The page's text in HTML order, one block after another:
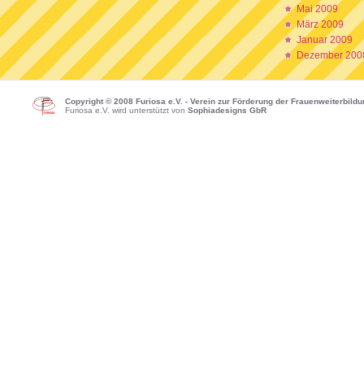
Mai 2009
März 2009
Januar 2009
Dezember
Copyright © 2008 Furiosa e.V. - Verein zur Förderung der
Furiosa e.V. wird unterstützt von Sophiadesigns GbR